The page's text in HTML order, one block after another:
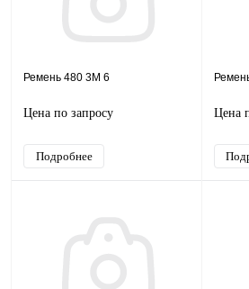
Ремень 480 3M 6
Цена по запросу
Подробнее
Цена